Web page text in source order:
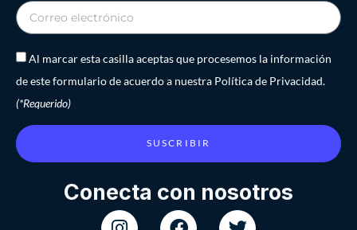
Al marcar esta casilla aceptas que procesemos la información
de este formulario de acuerdo a nuestra Política de Privacidad.
(*Requerido)
SUSCRIBIR
Conecta con nosotros